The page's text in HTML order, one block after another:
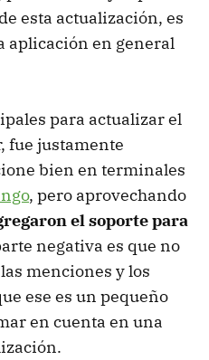
esta actualización, es
aplicación en general
para actualizar el
fue justamente
bien en terminales
, pero aprovechando
el soporte para
negativa es que no
menciones y los
ese es un pequeño
en cuenta en una